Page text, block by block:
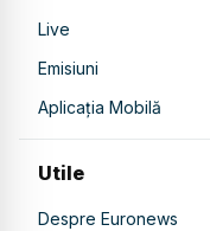
Live
Emisiuni
Aplicația Mobilă
Utile
Despre Euronews